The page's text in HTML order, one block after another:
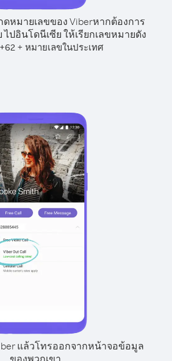
หมายเลขของ Viberหากต้องการ
ไปอินโดนีเซีย ให้เรียกเลขหมายดัง
+62 + หมายเลขในประเทศ
แล้วโทรออกจากหน้าจอข้อมูล
ของพวกเขา